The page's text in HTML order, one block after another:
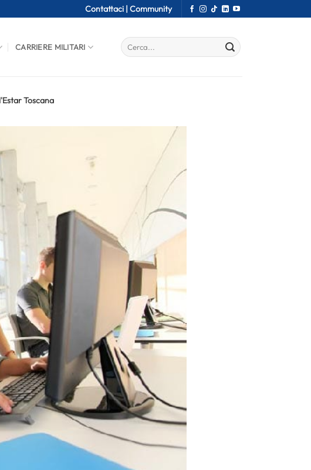
Contattaci | Community
CARRIERE MILITARI
Toscana